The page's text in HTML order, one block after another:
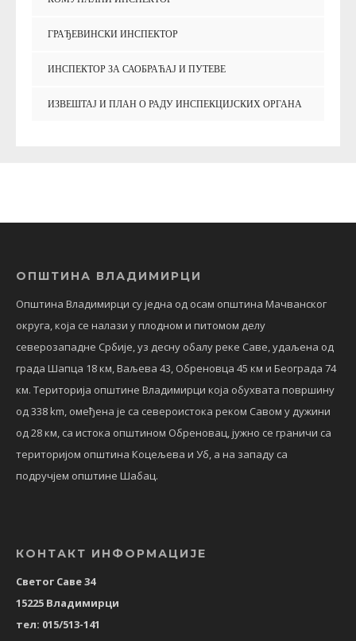
ГРАЂЕВИНСКИ ИНСПЕКТОР
ИНСПЕКТОР ЗА САОБРАЋАЈ И ПУТЕВЕ
ИЗВЕШТАЈ И ПЛАН О РАДУ ИНСПЕКЦИЈСКИХ ОРГАНА
ОПШТИНА ВЛАДИМИРЦИ
Општина Владимирци су једна од осам општина Мачванског
округа, која се налази у плодном и питомом делу
северозападне Србије, уз десну обалу реке Саве, удаљена од
града Шапца 18 км, Ваљева 43, Обреновца 45 км и Београда 74
км. Територија општине Владимирци која обухвата површину
од 338 km, омеђена је са североистока реком Савом у дужини
од 28 км, са истока општином Обреновац, јужно се граничи са
територијом општина Коцељева и Уб, а на западу са
подручјем општине Шабац.
КОНТАКТ ИНФОРМАЦИЈЕ
Светог Саве 34
15225 Владимирци
тел: 015/513-141